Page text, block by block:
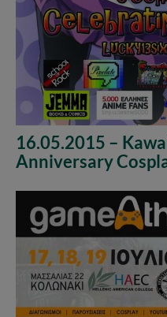
16.05.2015 –
Anniversary